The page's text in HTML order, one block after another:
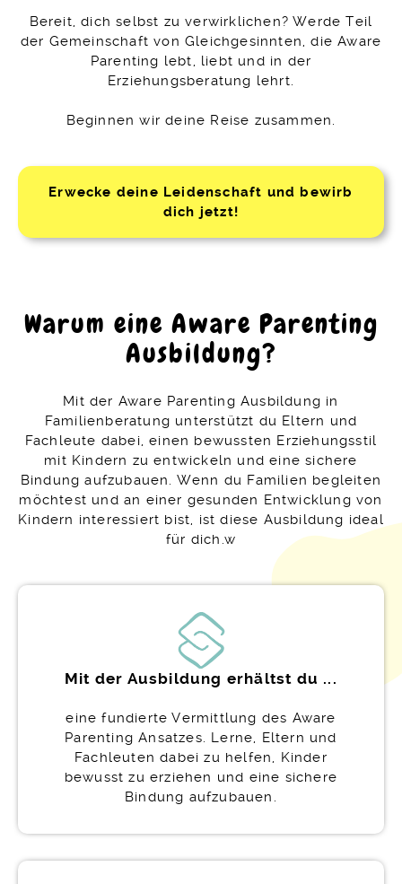
Bereit, dich selbst zu verwirklichen? Werde Teil
der Gemeinschaft von Gleichgesinnten, die Aware
Parenting lebt, liebt und in der
Erziehungsberatung lehrt.
Beginnen wir deine Reise zusammen.
Erwecke deine Leidenschaft und bewirb
dich jetzt!
Warum eine Aware Parenting
Ausbildung?
Mit der Aware Parenting Ausbildung in
Familienberatung unterstützt du Eltern und
Fachleute dabei, einen bewussten Erziehungsstil
mit Kindern zu entwickeln und eine sichere
Bindung aufzubauen. Wenn du Familien begleiten
möchtest und an einer gesunden Entwicklung von
Kindern interessiert bist, ist diese Ausbildung ideal
für dich.w
Mit der Ausbildung erhältst du ...
eine fundierte Vermittlung des Aware
Parenting Ansatzes. Lerne, Eltern und
Fachleuten dabei zu helfen, Kinder
bewusst zu erziehen und eine sichere
Bindung aufzubauen.